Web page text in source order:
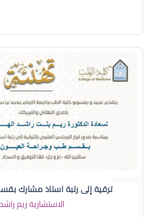
ترقية إلى رتبة استاذ مشارك
الاستشارية ريم